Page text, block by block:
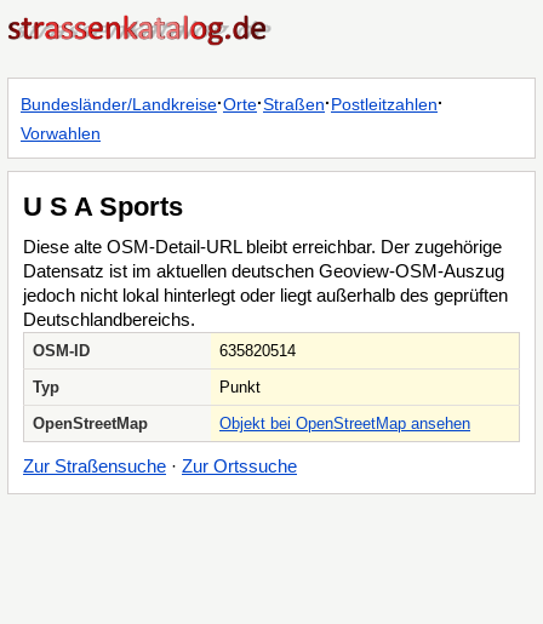
Bundesländer/Landkreise·Orte·Straßen·Postleitzahlen·
Vorwahlen
U S A Sports
Diese alte OSM-Detail-URL bleibt erreichbar. Der zugehörige
Datensatz ist im aktuellen deutschen Geoview-OSM-Auszug
jedoch nicht lokal hinterlegt oder liegt außerhalb des geprüften
Deutschlandbereichs.
OSM-ID
635820514
Typ
Punkt
OpenStreetMap
Objekt bei OpenStreetMap ansehen
Zur Straßensuche · Zur Ortssuche